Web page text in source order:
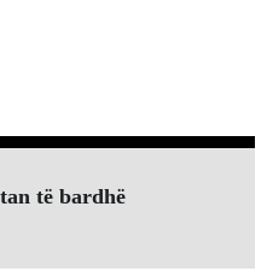
të bardhë